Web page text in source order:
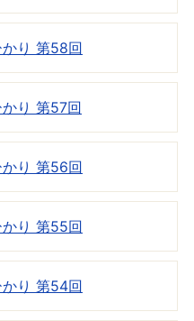
り 第58回
り 第57回
り 第56回
り 第55回
り 第54回